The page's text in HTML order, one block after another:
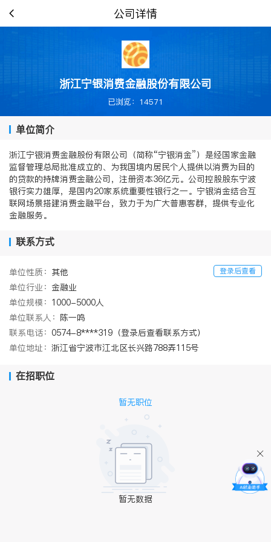
公司详情
浙江宁银消费金融股份有限公司
已浏览：14571
单位简介
浙江宁银消费金融股份有限公司（简称“宁银消金”）是经国家金融
监督管理总局批准成立的、为我国境内居民个人提供以消费为目的
的贷款的持牌消费金融公司，注册资本36亿元。公司控股股东宁波
银行实力雄厚，是国内20家系统重要性银行之一。宁银消金结合互
联网场景搭建消费金融平台，致力于为广大普惠客群，提供专业化
金融服务。
联系方式
登录后查看
单位性质： 其他
单位行业： 金融业
单位规模： 1000-5000人
单位联系人： 陈一鸣
联系电话： 0574-8****319（登录后查看联系方式）
单位地址： 浙江省宁波市江北区长兴路788弄115号
在招职位
暂无职位
暂无数据